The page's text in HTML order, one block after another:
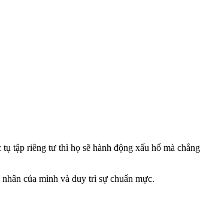
tập riêng tư thì họ sẽ hành động xấu hổ mà chẳng
của mình và duy trì sự chuẩn mực.